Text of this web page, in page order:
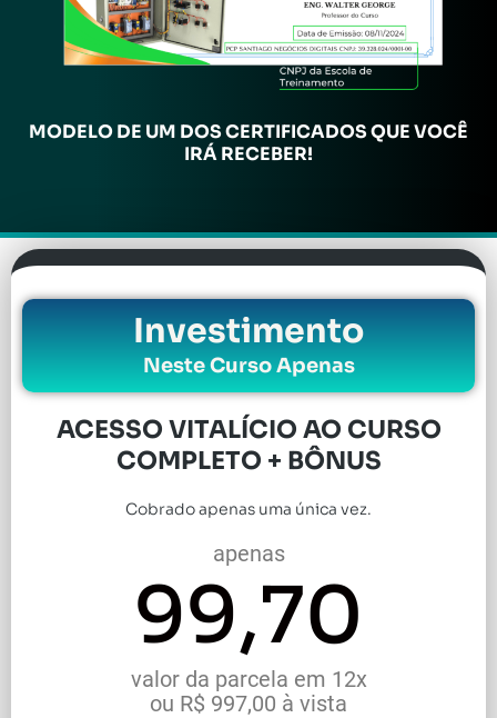
MODELO DE UM DOS CERTIFICADOS QUE VOCÊ
IRÁ RECEBER!
Investimento
Neste Curso Apenas
ACESSO VITALÍCIO AO CURSO
COMPLETO + BÔNUS
Cobrado apenas uma única vez.
apenas
99,70
valor da parcela em 12x
ou R$ 997,00 à vista